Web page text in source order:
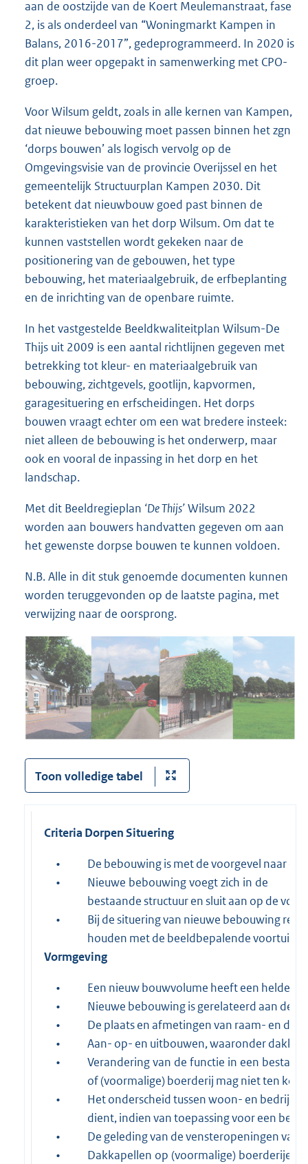
aan de oostzijde van de Koert Meulemanstraat, fase
2, is als onderdeel van “Woningmarkt Kampen in
Balans, 2016-2017”, gedeprogrammeerd. In 2020 is
dit plan weer opgepakt in samenwerking met CPO-
groep.
Voor Wilsum geldt, zoals in alle kernen van Kampen,
dat nieuwe bebouwing moet passen binnen het zgn
‘dorps bouwen’ als logisch vervolg op de
Omgevingsvisie van de provincie Overijssel en het
gemeentelijk Structuurplan Kampen 2030. Dit
betekent dat nieuwbouw goed past binnen de
karakteristieken van het dorp Wilsum. Om dat te
kunnen vaststellen wordt gekeken naar de
positionering van de gebouwen, het type
bebouwing, het materiaalgebruik, de erfbeplanting
en de inrichting van de openbare ruimte.
In het vastgestelde Beeldkwaliteitplan Wilsum-De
Thijs uit 2009 is een aantal richtlijnen gegeven met
betrekking tot kleur- en materiaalgebruik van
bebouwing, zichtgevels, gootlijn, kapvormen,
garagesituering en erfscheidingen. Het dorps
bouwen vraagt echter om een wat bredere insteek:
niet alleen de bebouwing is het onderwerp, maar
ook en vooral de inpassing in het dorp en het
landschap.
Met dit Beeldregieplan ‘De Thijs’Wilsum 2022
worden aan bouwers handvatten gegeven om aan
het gewenste dorpse bouwen te kunnen voldoen.
N.B. Alle in dit stuk genoemde documenten kunnen
worden teruggevonden op de laatste pagina, met
verwijzing naar de oorsprong.
Toon volledige tabel
Criteria DorpenSituering
•
De bebouwing is met de voorgevel naar de
•
Nieuwe bebouwing voegt zich in de
bestaande structuur en sluit aan op de
•
Bij de situering van nieuwe bebouwing
houden met de beeldbepalende
Vormgeving
•
Een nieuw bouwvolume heeft een
•
Nieuwe bebouwing is gerelateerd aan de
•
De plaats en afmetingen van raam- en
•
Aan- op- en uitbouwen, waaronder
•
Verandering van de functie in een
of (voormalige) boerderij mag niet ten
•
Het onderscheid tussen woon- en
dient, indien van toepassing voor een
•
De geleding van de vensteropeningen
•
Dakkapellen op (voormalige) boerderijen